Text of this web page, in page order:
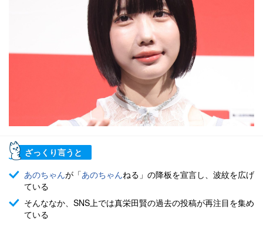
ざっくり言うと
あのちゃんが「あのちゃんねる」の降板を宣言し、波紋を広げ
ている
そんななか、SNS上では真栄田賢の過去の投稿が再注目を集め
ている